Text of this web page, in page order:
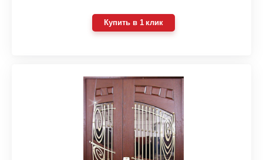
Купить в 1 клик